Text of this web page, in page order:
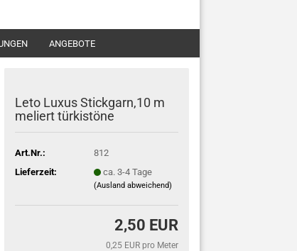
ANGEBOTE
Leto Luxus Stickgarn,10 m
meliert türkistöne
Art.Nr.:
812
Lieferzeit:
ca. 3-4 Tage
(Ausland abweichend)
2,50 EUR
0,25 EUR pro Meter